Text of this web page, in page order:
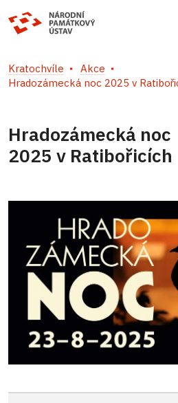
Kratochvíle
Akce
Hradozámecká noc 2025 v
Hradozámecká noc
2025 v Ratibořicích